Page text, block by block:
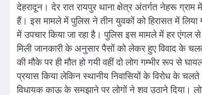
देहरादून। देर रात रायपुर थाना क्षेत्र अंतर्गत नेहरू
हैं। इस मामले में पुलिस ने तीन युवकों को हिरासत में
में उपचार किया जा रहा है। पुलिस इस मामले में हर एंगल
मिली जानकारी के अनुसार पैसों को लेकर हुए विवाद के
की मौके पर ही मौत हो गयी वहीं दो लोग गम्भीर रूप
प्रयास किया लेकिन स्थानीय निवासियों के विरोध के
विधायक काऊ के समझाने पर लोगों ने शव उठाने दिया।